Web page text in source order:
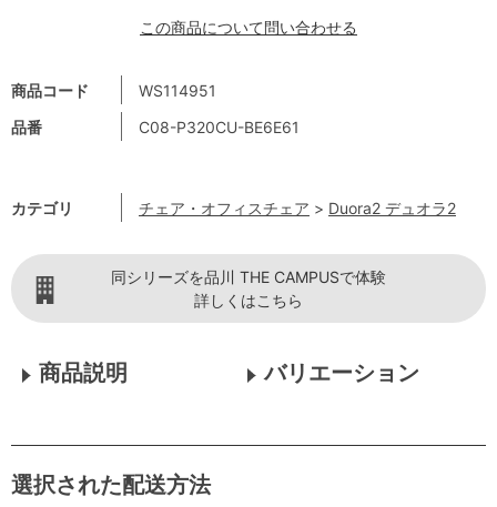
商品コード
WS114951
品番
C08-P320CU-BE6E61
カテゴリ チェア・オフィスチェア > Duora2 デュオラ2
この商品について問い合わせる
同シリーズを品川 THE CAMPUSで体験
詳しくはこちら
商品説明 バリエーション
選択された配送方法